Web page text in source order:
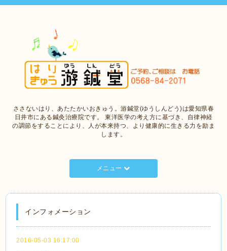
ささないはり、あたたかいおきゅう。游鍼堂(ゆうしんどう)は愛知県春
日井市にある鍼灸治療院です。 東洋医学の考え方に基づき、自律神経
の調節をすることにより、人が本来持つ、より健康的に生きる力を励ま
します。
メニュー
インフォメーション
2016-05-03 16:17:00